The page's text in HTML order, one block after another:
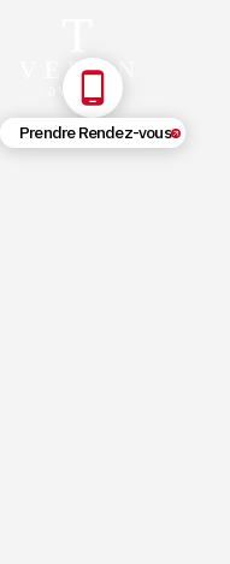
Prendre Rendez-vous